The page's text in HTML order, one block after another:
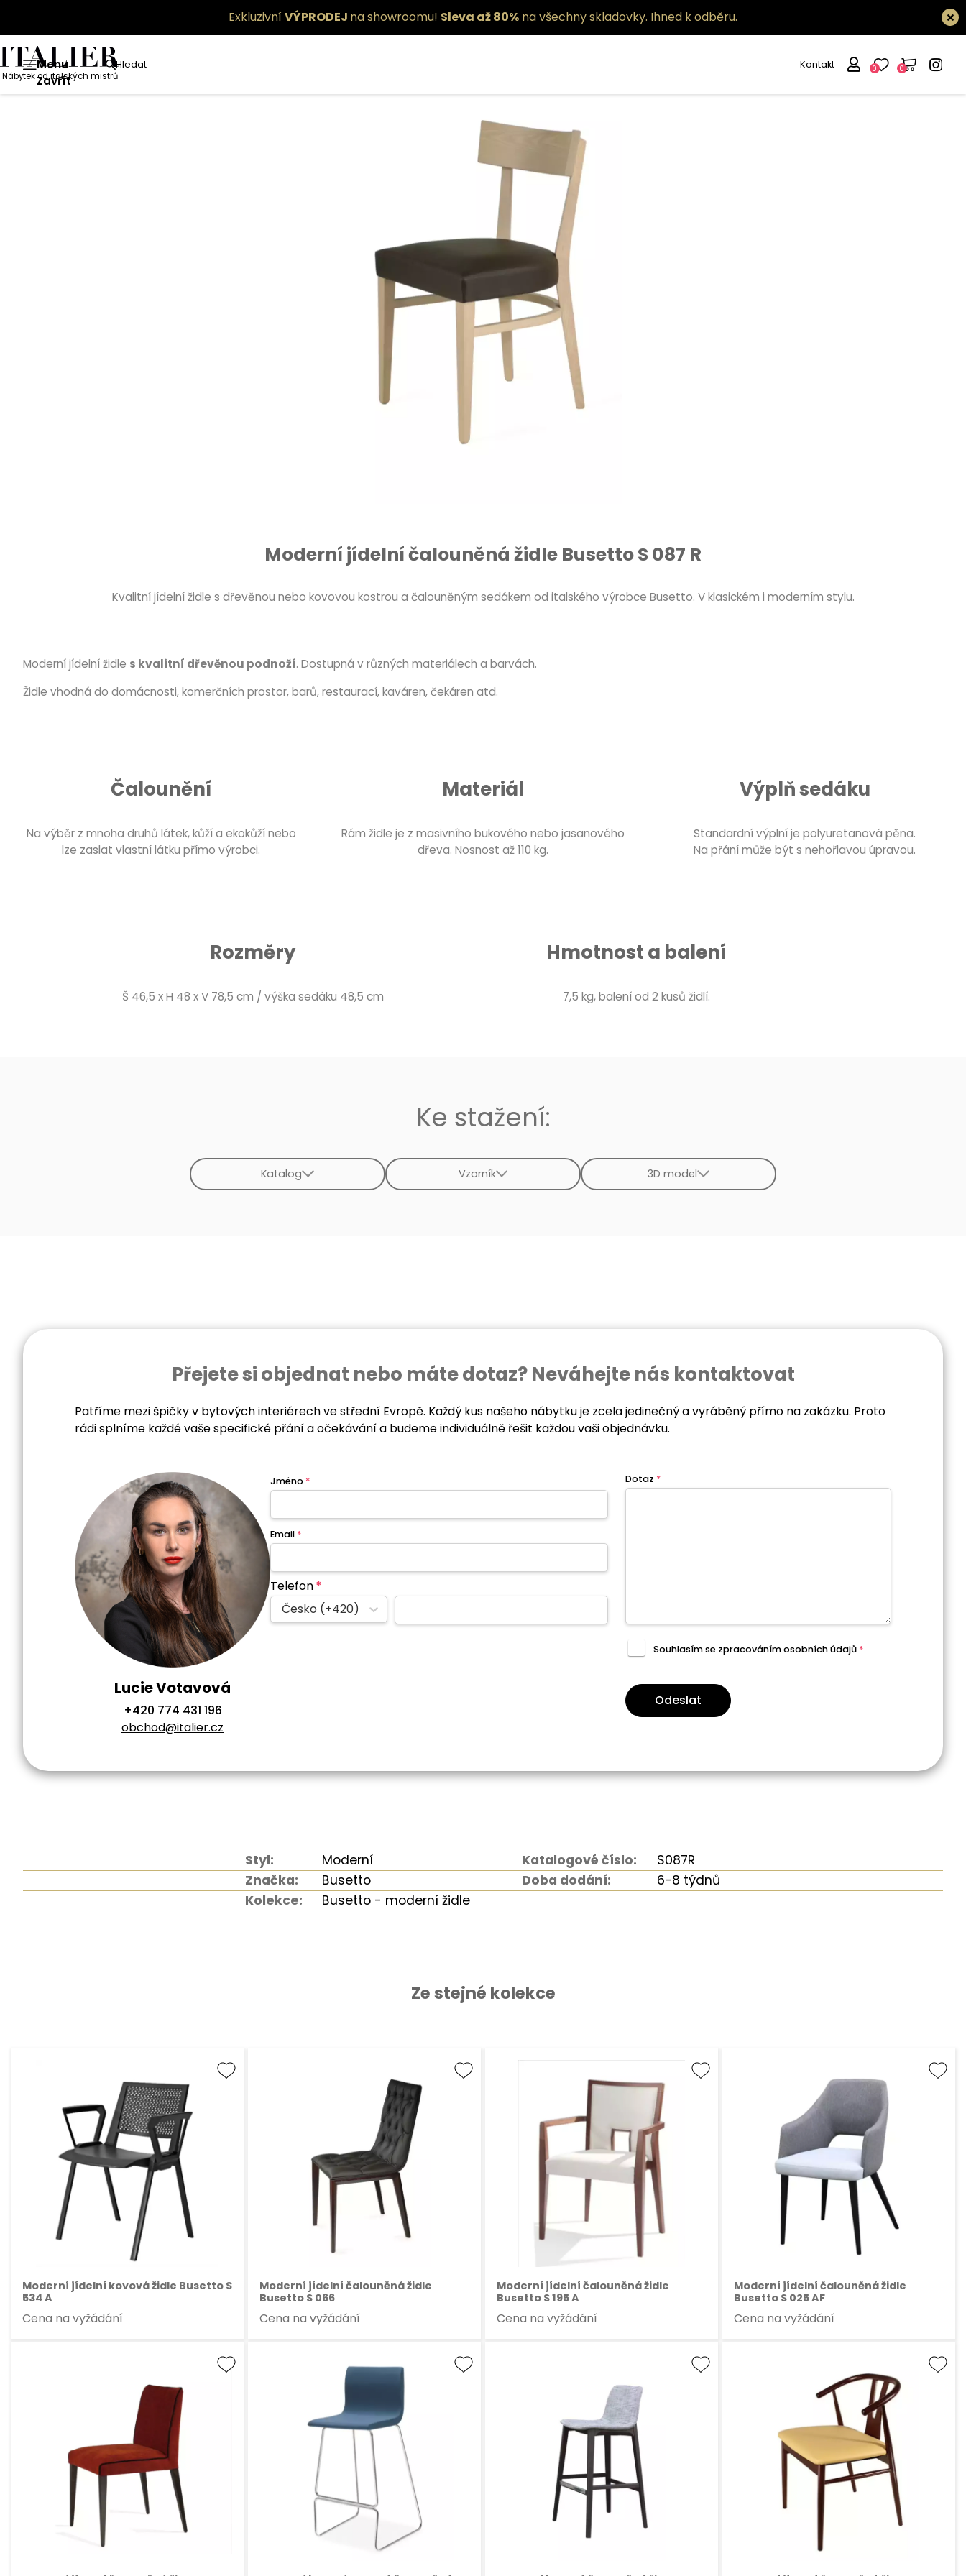
ExkluzivníVÝPRODEJ na showroomu! Sleva až 80% na všechny skladovky. Ihned k odběru.
Menu
Zavřít
Hledat
Nábytek od italských mistrů
Kontakt 0 0
Moderní jídelní čalouněná židle Busetto S 087 R
Kvalitní jídelní židle s dřevěnou nebo kovovou kostrou a čalouněným sedákem od italského výrobce Busetto. V klasickém i moderním stylu.
Moderní jídelní židle s kvalitní dřevěnou podnoží. Dostupná v různých materiálech a barvách.
Židle vhodná do domácnosti, komerčních prostor, barů, restaurací, kaváren, čekáren atd.
Čalounění
Na výběr z mnoha druhů látek, kůží a ekokůží nebo
lze zaslat vlastní látku přímo výrobci.
Materiál
Rám židle je z masivního bukového nebo jasanového
dřeva. Nosnost až 110 kg.
Výplň sedáku
Standardní výplní je polyuretanová pěna.
Na přání může být s nehořlavou úpravou.
Rozměry
Š 46,5 x H 48 x V 78,5 cm / výška sedáku 48,5 cm
Hmotnost a balení
7,5 kg, balení od 2 kusů židlí.
Ke stažení:
Katalog Vzorník 3D model
Přejete si objednat nebo máte dotaz? Neváhejte nás kontaktovat
Patříme mezi špičky v bytových interiérech ve střední Evropě. Každý kus našeho nábytku je zcela jedinečný a vyráběný přímo na zakázku. Proto
rádi splníme každé vaše specifické přání a očekávání a budeme individuálně řešit každou vaši objednávku.
Lucie Votavová
+420 774 431 196
obchod@italier.cz
Jméno *
Email *
Telefon*
Česko (+420)
Dotaz *
Souhlasím se zpracovánímosobních údajů *
Odeslat
Styl: Moderní Katalogové číslo:
S087R
Značka:
Busetto Doba dodání:
6-8 týdnů
Kolekce:
Busetto - moderní židle
Ze stejné kolekce
Moderní jídelní kovová židle Busetto S
534 A
Cena na vyžádání
Moderní jídelní čalouněná židle
Busetto S 066
Cena na vyžádání
Moderní jídelní čalouněná židle
Busetto S 195 A
Cena na vyžádání
Moderní jídelní čalouněná židle
Busetto S 025 AF
Cena na vyžádání